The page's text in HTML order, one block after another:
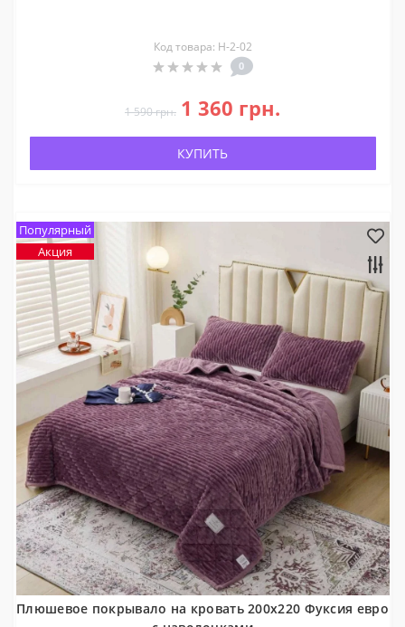
Код товара: Н-2-02
0
1 590 грн. 1 360 грн.
КУПИТЬ
Популярный
Акция
Плюшевое покрывало на кровать 200x220 Фуксия евро